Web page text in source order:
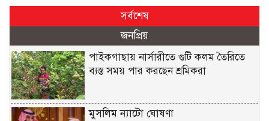
সর্বশেষ
জনপ্রিয়
পাইকগাছায় নার্সারীতে গুটি কলম তৈরিতে
ব্যস্ত সময় পার করছেন শ্রমিকরা
মুসলিম ন্যাটো ঘোষণা